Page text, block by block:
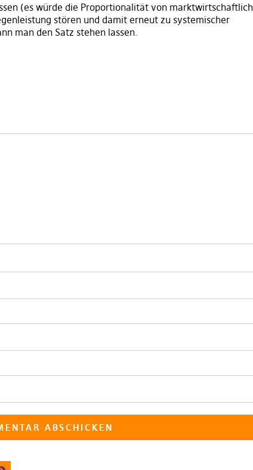
(es würde die Proportionalität von marktwirtschaftlich
stören und damit erneut zu systemischer
man den Satz stehen lassen.